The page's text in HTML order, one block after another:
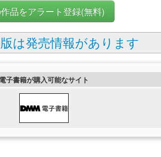
品をアラート登録(無料)
は発売情報があります
電子書籍が購入可能なサイト